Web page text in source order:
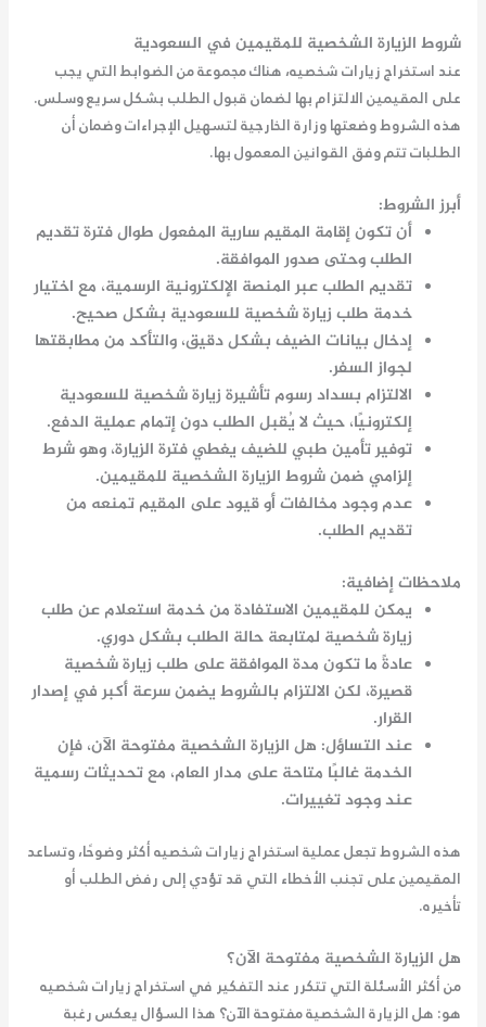
شروط الزيارة الشخصية للمقيمين في السعودية
عند استخراج زيارات شخصيه، هناك مجموعة من الضوابط التي يجب
على المقيمين الالتزام بها لضمان قبول الطلب بشكل سريع وسلس.
هذه الشروط وضعتها وزارة الخارجية لتسهيل الإجراءات وضمان أن
الطلبات تتم وفق القوانين المعمول بها.
أبرز الشروط:
أن تكون إقامة المقيم سارية المفعول طوال فترة تقديم
الطلب وحتى صدور الموافقة.
تقديم الطلب عبر المنصة الإلكترونية الرسمية، مع اختيار
خدمة طلب زيارة شخصية للسعودية بشكل صحيح.
إدخال بيانات الضيف بشكل دقيق، والتأكد من مطابقتها
لجواز السفر.
الالتزام بسداد رسوم تأشيرة زيارة شخصية للسعودية
إلكترونيًا، حيث لا يُقبل الطلب دون إتمام عملية الدفع.
توفير تأمين طبي للضيف يغطي فترة الزيارة، وهو شرط
إلزامي ضمنشروط الزيارة الشخصية للمقيمين.
عدم وجود مخالفات أو قيود على المقيم تمنعه من
تقديم الطلب.
ملاحظات إضافية:
يمكن للمقيمين الاستفادة من خدمة استعلام عن طلب
زيارة شخصية لمتابعة حالة الطلب بشكل دوري.
عادةً ما تكون مدة الموافقة على طلب زيارة شخصية
قصيرة، لكن الالتزام بالشروط يضمن سرعة أكبر في إصدار
القرار.
عند التساؤل: هل الزيارة الشخصية مفتوحة الآن، فإن
الخدمة غالبًا متاحة على مدار العام، مع تحديثات رسمية
عند وجود تغييرات.
هذه الشروط تجعل عملية استخراج زيارات شخصيه أكثر وضوحًا، وتساعد
المقيمين على تجنب الأخطاء التي قد تؤدي إلى رفض الطلب أو
تأخيره.
هل الزيارة الشخصية مفتوحة الآن؟
من أكثر الأسئلة التي تتكرر عند التفكير في استخراج زيارات شخصيه
هو: هل الزيارة الشخصية مفتوحة الآن؟ هذا السؤال يعكس رغبة